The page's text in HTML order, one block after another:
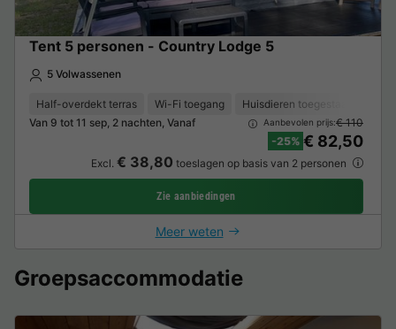
Tent 5 personen - Country Lodge 5
5 Volwassenen
Half-overdekt terras Wi-Fi toegang Huisdieren toegestaan *
Van 9 tot 11 sep, 2 nachten, Vanaf
Aanbevolen prijs:€ 110
-25% € 82,50
Excl. € 38,80 toeslagen op basis van 2 personen
Zie aanbiedingen
Meer weten
Groepsaccommodatie